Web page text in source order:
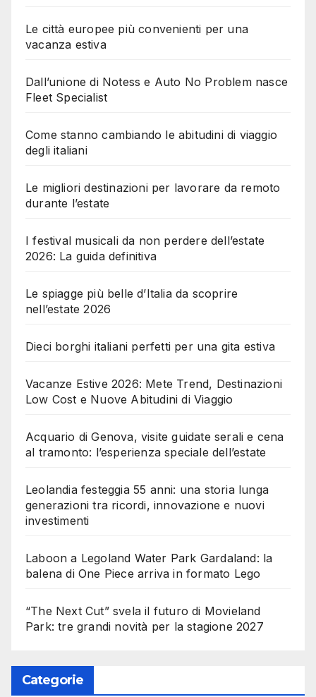
Le città europee più convenienti per una
vacanza estiva
Dall’unione di Notess e Auto No Problem nasce
Fleet Specialist
Come stanno cambiando le abitudini di viaggio
degli italiani
Le migliori destinazioni per lavorare da remoto
durante l’estate
I festival musicali da non perdere dell’estate
2026: La guida definitiva
Le spiagge più belle d’Italia da scoprire
nell’estate 2026
Dieci borghi italiani perfetti per una gita estiva
Vacanze Estive 2026: Mete Trend, Destinazioni
Low Cost e Nuove Abitudini di Viaggio
Acquario di Genova, visite guidate serali e cena
al tramonto: l’esperienza speciale dell’estate
Leolandia festeggia 55 anni: una storia lunga
generazioni tra ricordi, innovazione e nuovi
investimenti
Laboon a Legoland Water Park Gardaland: la
balena di One Piece arriva in formato Lego
“The Next Cut” svela il futuro di Movieland
Park: tre grandi novità per la stagione 2027
Categorie